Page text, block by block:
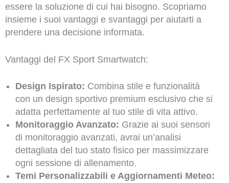
essere la soluzione di cui hai bisogno. Scopriamo
insieme i suoi vantaggi e svantaggi per aiutarti a
prendere una decisione informata.
Vantaggi del FX Sport Smartwatch:
Design Ispirato: Combina stile e funzionalità
con un design sportivo premium esclusivo che si
adatta perfettamente al tuo stile di vita attivo.
Monitoraggio Avanzato: Grazie ai suoi sensori
di monitoraggio avanzati, avrai un’analisi
dettagliata del tuo stato fisico per massimizzare
ogni sessione di allenamento.
Temi Personalizzabili e Aggiornamenti Meteo: